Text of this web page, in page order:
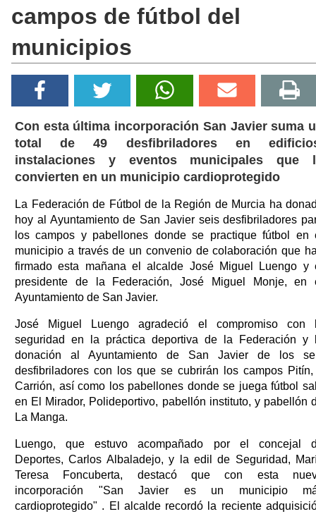
campos de fútbol del
municipios
Con esta última incorporación San Javier suma
total de 49 desfibriladores en
instalaciones y eventos municipales que
convierten en un municipio cardioprotegido
La Federación de Fútbol de la Región de Murcia ha
hoy al Ayuntamiento de San Javier seis desfibriladores
los campos y pabellones donde se practique fútbol en
municipio a través de un convenio de colaboración que
firmado esta mañana el alcalde José Miguel Luengo y
presidente de la Federación, José Miguel Monje, en
Ayuntamiento de San Javier.
José Miguel Luengo agradeció el compromiso con
seguridad en la práctica deportiva de la Federación y
donación al Ayuntamiento de San Javier de los
desfibriladores con los que se cubrirán los campos
Carrión, así como los pabellones donde se juega fútbol
en El Mirador, Polideportivo, pabellón instituto, y pabellón
La Manga.
Luengo, que estuvo acompañado por el concejal
Deportes, Carlos Albaladejo, y la edil de Seguridad,
Teresa Foncuberta, destacó que con esta
incorporación "San Javier es un municipio
cardioprotegido" . El alcalde recordó la reciente